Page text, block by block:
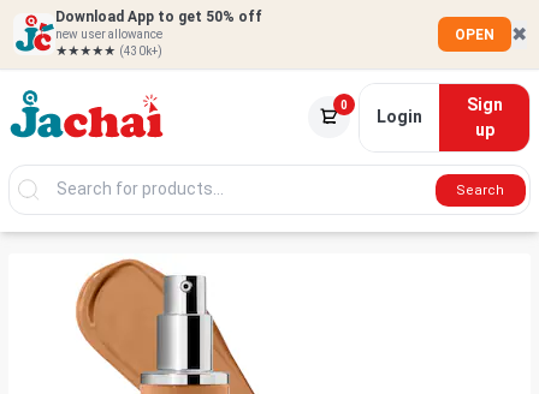
Download App to get 50% off
new user allowance
★★★★★ (430k+)
OPEN ✖
0
Login
Sign
up
Search